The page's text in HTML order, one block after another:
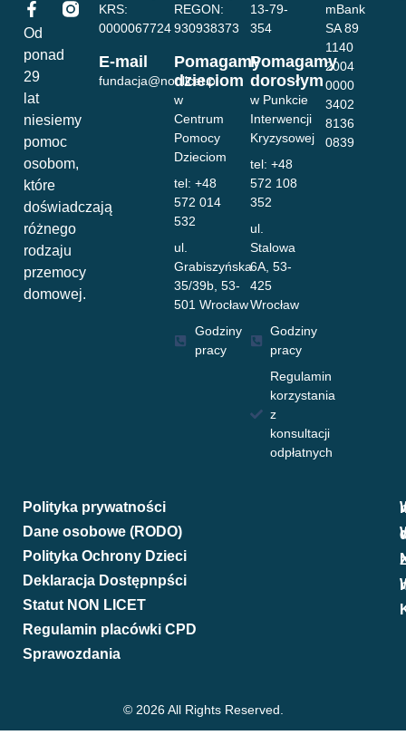
Od
ponad
29
lat
niesiemy
pomoc
osobom,
które
doświadczają
różnego
rodzaju
przemocy
domowej.
KRS:
0000067724
E-mail
fundacja@nonlicet.pl
REGON:
930938373
Pomagamy
dzieciom
w
Centrum
Pomocy
Dzieciom
tel: +48
572 014
532
ul.
Grabiszyńska
35/39b, 53-
501 Wrocław
Godziny
pracy
13-79-
354
Pomagamy
dorosłym
w Punkcie
Interwencji
Kryzysowej
tel: +48
572 108
352
ul.
Stalowa
6A, 53-
425
Wrocław
Godziny
pracy
Regulamin
korzystania
z
konsultacji
odpłatnych
mBank
SA 89
1140
2004
0000
3402
8136
0839
Polityka prywatności
Dane osobowe (RODO)
Polityka Ochrony Dzieci
Deklaracja Dostępnpści
Statut NON LICET
Regulamin placówki CPD
Sprawozdania
© 2026 All Rights Reserved.